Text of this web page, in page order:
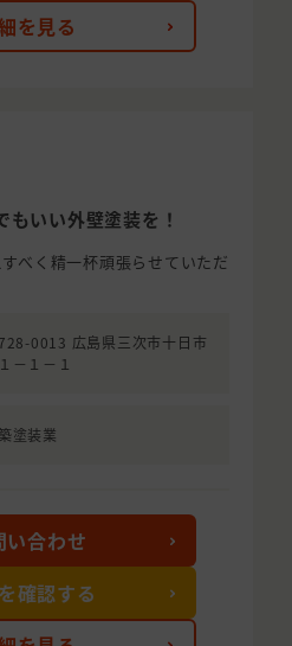
を見る
もいい外壁塗装を！
べく精一杯頑張らせていただ
0013 広島県三次市十日市
－１－１
塗装業
い合わせ
確認する